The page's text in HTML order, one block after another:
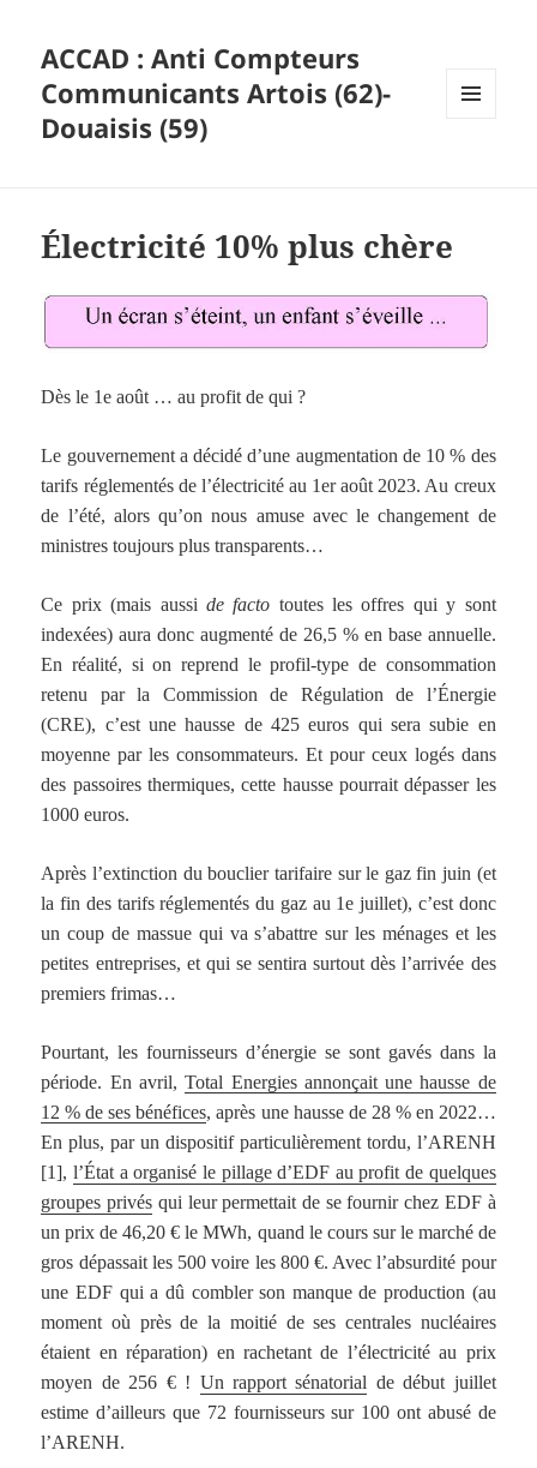
ACCAD : Anti Compteurs
Communicants Artois (62)-
Douaisis (59)
Électricité 10% plus chère
Dès le 1e août … au profit de qui ?
Le gouvernement a décidé d’une augmentation de 10 % des
tarifs réglementés de l’électricité au 1er août 2023. Au creux
de l’été, alors qu’on nous amuse avec le changement de
ministres toujours plus transparents…
Ce prix (mais aussi de facto toutes les offres qui y sont
indexées) aura donc augmenté de 26,5 % en base annuelle.
En réalité, si on reprend le profil-type de consommation
retenu par la Commission de Régulation de l’Énergie
(CRE), c’est unehausse de 425 euros qui sera subie en
moyenne par les consommateurs. Et pour ceux logés dans
des passoires thermiques, cette hausse pourrait dépasser les
1000 euros.
Après l’extinction du bouclier tarifaire sur le gaz fin juin (et
lafin des tarifs réglementés du gaz au 1e juillet), c’est donc
uncoup de massue qui va s’abattre sur les ménages et les
petites entreprises, et qui se sentira surtout dès l’arrivée des
premiers frimas…
Pourtant,les fournisseurs d’énergie se sont gavésdans la
période. En avril,Total Energies annonçait une hausse de
12 % de ses bénéfices, après une hausse de 28 % en 2022…
En plus, par un dispositif particulièrement tordu, l’ARENH
[1],l’État a organisé le pillage d’EDF au profit de quelques
groupes privés qui leur permettait de se fournir chez EDF à
un prix de 46,20 € le MWh, quand le cours sur le marché de
gros dépassait les 500 voire les 800 €. Avec l’absurdité pour
une EDF qui a dû combler son manque de production (au
moment où près de la moitié de ses centrales nucléaires
étaient en réparation) en rachetant de l’électricité au prix
moyen de 256 € ! Un rapport sénatorial de début juillet
estime d’ailleurs que 72 fournisseurs sur 100 ont abusé de
l’ARENH.